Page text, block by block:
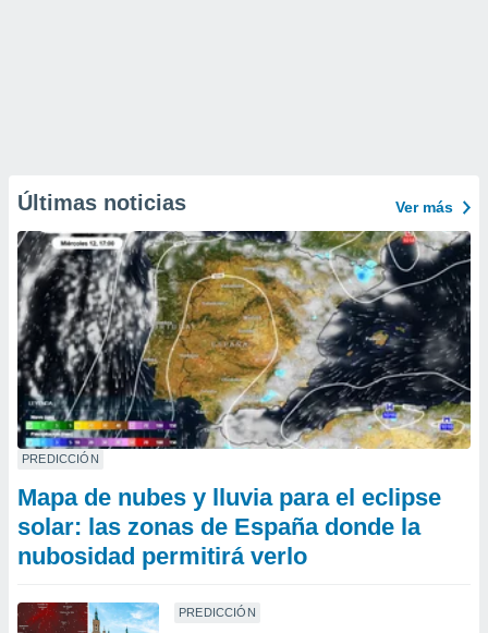
Últimas noticias Ver más
PREDICCIÓN
Mapa de nubes y lluvia para el eclipse
solar: las zonas de España donde la
nubosidad permitirá verlo
PREDICCIÓN